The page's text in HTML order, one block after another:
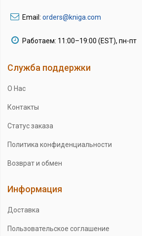
Email: orders@kniga.com
Работаем: 11:00–19:00 (EST), пн-пт
Служба поддержки
О Нас
Контакты
Статус заказа
Политика конфиденциальности
Возврат и обмен
Информация
Доставка
Пользовательское соглашение